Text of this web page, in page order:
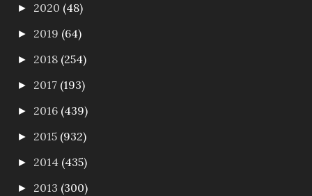
► 2020 (48)
► 2019 (64)
► 2018 (254)
► 2017 (193)
► 2016 (439)
► 2015 (932)
► 2014 (435)
► 2013 (300)